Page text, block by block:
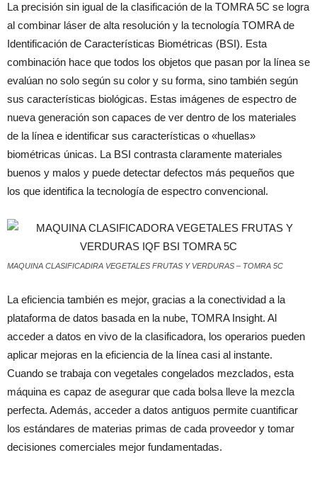
La precisión sin igual de la clasificación de la TOMRA 5C se logra
al combinar láser de alta resolución y la tecnología TOMRA de
Identificación de Características Biométricas (BSI). Esta
combinación hace que todos los objetos que pasan por la línea se
evalúan no solo según su color y su forma, sino también según
sus características biológicas. Estas imágenes de espectro de
nueva generación son capaces de ver dentro de los materiales
de la línea e identificar sus características o «huellas»
biométricas únicas. La BSI contrasta claramente materiales
buenos y malos y puede detectar defectos más pequeños que
los que identifica la tecnología de espectro convencional.
MAQUINA CLASIFICADIRA VEGETALES FRUTAS Y VERDURAS – TOMRA 5C
La eficiencia también es mejor, gracias a la conectividad a la
plataforma de datos basada en la nube, TOMRA Insight. Al
acceder a datos en vivo de la clasificadora, los operarios pueden
aplicar mejoras en la eficiencia de la línea casi al instante.
Cuando se trabaja con vegetales congelados mezclados, esta
máquina es capaz de asegurar que cada bolsa lleve la mezcla
perfecta. Además, acceder a datos antiguos permite cuantificar
los estándares de materias primas de cada proveedor y tomar
decisiones comerciales mejor fundamentadas.